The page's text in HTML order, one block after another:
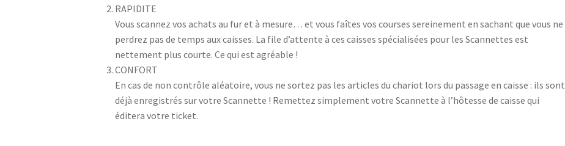
RAPIDITE
Vous scannez vos achats au fur et à mesure… et vous faîtes vos courses sereinement en sachant que vous ne
perdrez pas de temps aux caisses. La file d’attente à ces caisses spécialisées pour les Scannettes est
nettement plus courte. Ce qui est agréable !
CONFORT
En cas de non contrôle aléatoire, vous ne sortez pas les articles du chariot lors du passage en caisse : ils sont
déjà enregistrés sur votre Scannette ! Remettez simplement votre Scannette à l’hôtesse de caisse qui
éditera votre ticket.